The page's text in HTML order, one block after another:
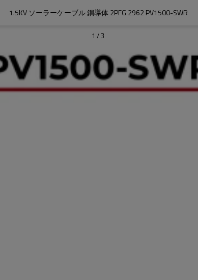
1.5KV ソーラーケーブル 銅導体 2PFG 2962 PV1500-SWR
1 /3